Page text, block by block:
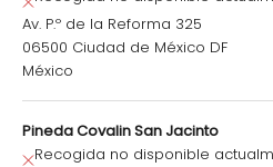
Av. P.º de la Reforma 325
06500 Ciudad de México DF
México
Pineda Covalin San Jacinto
Recogida no disponible